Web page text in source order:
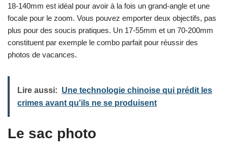
18-140mm est idéal pour avoir à la fois un grand-angle et une
focale pour le zoom. Vous pouvez emporter deux objectifs, pas
plus pour des soucis pratiques. Un 17-55mm et un 70-200mm
constituent par exemple le combo parfait pour réussir des
photos de vacances.
Lire aussi: Une technologie chinoise qui prédit les
crimes avant qu'ils ne se produisent
Le sac photo